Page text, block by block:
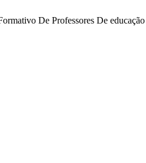
De Professores De